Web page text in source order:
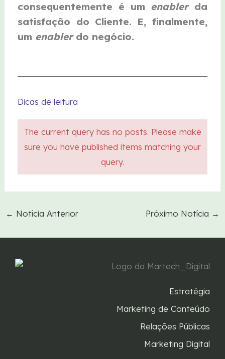
consequentemente é um enabler da
satisfação do Cliente. E, finalmente,
um enabler do negócio.
Dicas de leitura
The current query has no posts. Please make
sure you have published items matching your
query.
← Notícia Anterior Próximo Notícia →
Estratégia
Marketing de Conteúdo
Relações Públicas
Marketing Digital